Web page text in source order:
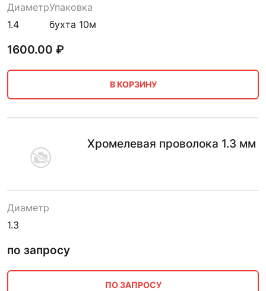
Диаметр
1.4
Упаковка
бухта 10м
1600.00 ₽
В КОРЗИНУ
Хромелевая проволока 1.3 мм
Диаметр
1.3
по запросу
ПО ЗАПРОСУ